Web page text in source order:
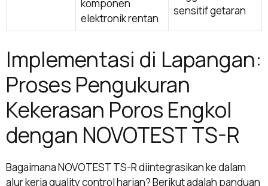
komponen
elektronik rentan
sensitif getaran
Implementasi di Lapangan:
Proses Pengukuran
Kekerasan Poros Engkol
dengan NOVOTEST TS-R
Bagaimana NOVOTEST TS-R diintegrasikan ke dalam
alur kerja quality control harian? Berikut adalah panduan